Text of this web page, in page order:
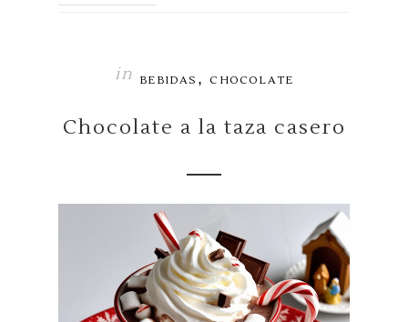
in BEBIDAS , CHOCOLATE
Chocolate a la taza casero